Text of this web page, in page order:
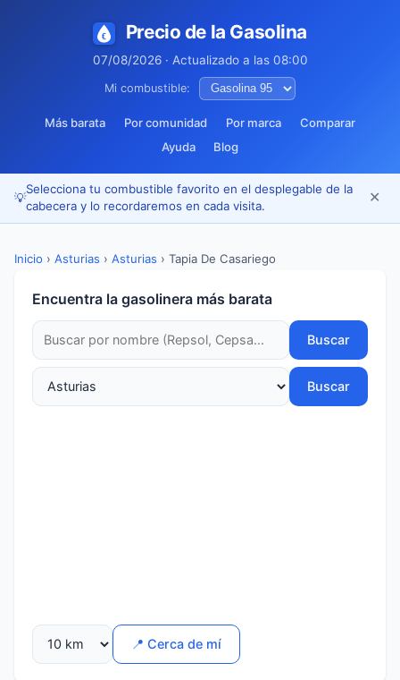
Precio de la Gasolina
07/08/2026 · Actualizado a las 08:00
Mi combustible:
Más barata Por comunidad Por marca
Comparar
Ayuda
Blog
💡
Selecciona tu combustible favorito en el desplegable de la
cabecera y lo recordaremos en cada visita.
✕
Inicio › Asturias › Asturias › Tapia De Casariego
Encuentra la gasolinera más barata
Buscar
Buscar
📍 Cerca de mí